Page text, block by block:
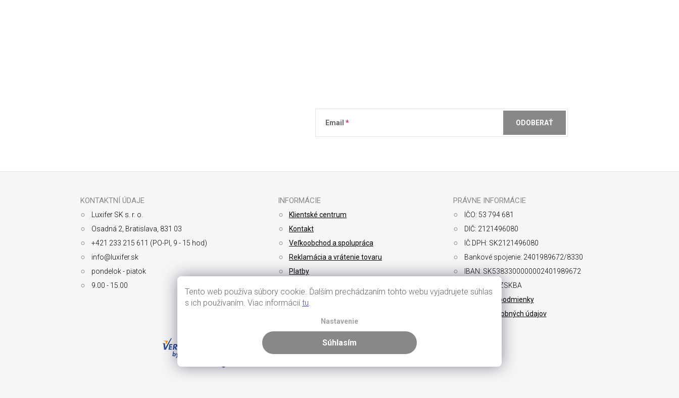
Tento web používa súbory cookie. Ďalším prechádzaním tohto webu vyjadrujete súhlas
s ich používaním. Viac informáciítu.
Nastavenie
Súhlasím
Email ODOBERAŤ
KONTAKTNÍ ÚDAJE
Luxifer SK s. r. o.
Osadná 2, Bratislava, 831 03
+421 233 215 611 (PO-PI, 9 - 15 hod)
info@luxifer.sk
pondelok - piatok
9.00 - 15.00
INFORMÁCIE
Klientské centrum
Kontakt
Veľkoobchod a spolupráca
Reklamácia a vrátenie tovaru
Platby
Doprava
PRÁVNE INFORMÁCIE
IČO: 53 794 681
DIČ: 2121496080
IČ DPH: SK2121496080
Bankové spojenie: 2401989672/8330
IBAN: SK5383300000002401989672
SWIFT: FIOZSKBA
Obchodné podmienky
Ochrana osobných údajov